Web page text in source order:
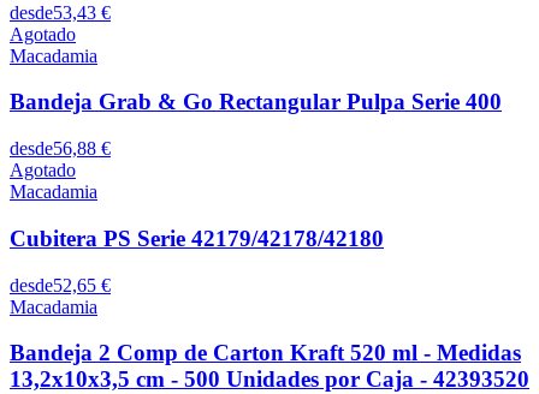
desde53,43 €
Agotado
Macadamia
Bandeja Grab & Go Rectangular Pulpa Serie 400
desde56,88 €
Agotado
Macadamia
Cubitera PS Serie 42179/42178/42180
desde52,65 €
Macadamia
Bandeja 2 Comp de Carton Kraft 520 ml - Medidas
13,2x10x3,5 cm - 500 Unidades por Caja - 42393520